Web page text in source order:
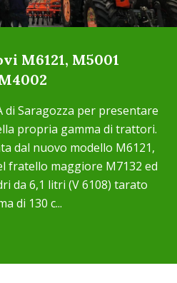
M6121, M5001
di Saragozza per presentare
propria gamma di trattori.
dal nuovo modello M6121,
fratello maggiore M7132 ed
da 6,1 litri (V 6108) tarato
di 130 c...